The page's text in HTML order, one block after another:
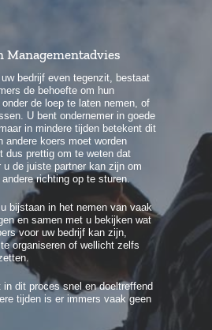
Managementadvies
bedrijf even tegenzit, bestaat
de behoefte om hun
de loep te laten nemen, of
U bent ondernemer in goede
in mindere tijden betekent dit
andere koers moet worden
dus prettig om te weten dat
u de juiste partner kan zijn om
richting op te sturen.
bijstaan in het nemen van vaak
en samen met u bekijken wat
voor uw bedrijf kan zijn,
organiseren of wellicht zelfs
dit proces snel en doeltreffend
tijden is er immers vaak geen